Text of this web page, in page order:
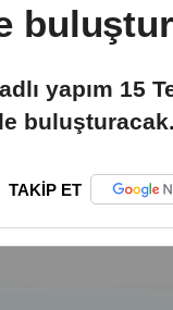
yapım
buluşturacak.
TAKİP ET